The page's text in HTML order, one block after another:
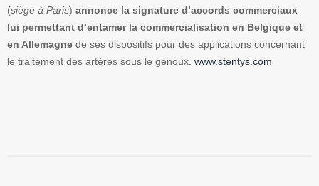
(siège à Paris) annonce la signature d’accords commerciaux
lui permettant d’entamer la commercialisation en Belgique et
en Allemagne de ses dispositifs pour des applications concernant
le traitement des artères sous le genoux. www.stentys.com